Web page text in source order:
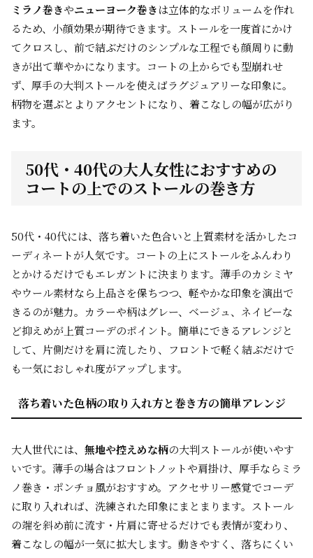
ミラノ巻きやニューヨーク巻きは立体的なボリュームを作れ
るため、小顔効果が期待できます。ストールを一度首にかけ
てクロスし、前で結ぶだけのシンプルな工程でも顔周りに動
きが出て華やかになります。コートの上からでも型崩れせ
ず、厚手の大判ストールを使えばラグジュアリーな印象に。
柄物を選ぶとよりアクセントになり、着こなしの幅が広がり
ます。
50代・40代の大人女性におすすめの
コートの上でのストールの巻き方
50代・40代には、落ち着いた色合いと上質素材を活かしたコ
ーディネートが人気です。コートの上にストールをふんわり
とかけるだけでもエレガントに決まります。薄手のカシミヤ
やウール素材なら上品さを保ちつつ、軽やかな印象を演出で
きるのが魅力。カラーや柄はグレー、ベージュ、ネイビーな
ど抑えめが上質コーデのポイント。簡単にできるアレンジと
して、片側だけを肩に流したり、フロントで軽く結ぶだけで
も一気におしゃれ度がアップします。
落ち着いた色柄の取り入れ方と巻き方の簡単アレンジ
大人世代には、 無地や控えめな柄の大判ストールが使いやす
いです。薄手の場合はフロントノットや肩掛け、厚手ならミラ
ノ巻き・ポンチョ風がおすすめ。アクセサリー感覚でコーデ
に取り入れれば、洗練された印象にまとまります。ストール
の端を斜め前に流す・片肩に寄せるだけでも表情が変わり、
着こなしの幅が一気に拡大します。動きやすく、落ちにくい